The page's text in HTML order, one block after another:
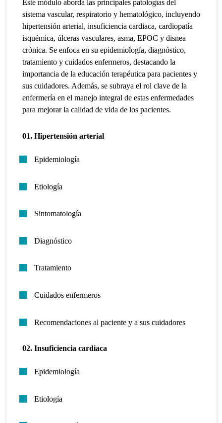
Este módulo aborda las principales patologías del
sistema vascular, respiratorio y hematológico, incluyendo
hipertensión arterial, insuficiencia cardiaca, cardiopatía
isquémica, úlceras vasculares, asma, EPOC y disnea
crónica. Se enfoca en su epidemiología, diagnóstico,
tratamiento y cuidados enfermeros, destacando la
importancia de la educación terapéutica para pacientes y
sus cuidadores. Además, se subraya el rol clave de la
enfermería en el manejo integral de estas enfermedades
para mejorar la calidad de vida de los pacientes.
01. Hipertensión arterial
Epidemiología
Etiología
Sintomatología
Diagnóstico
Tratamiento
Cuidados enfermeros
Recomendaciones al paciente y a sus cuidadores
02. Insuficiencia cardiaca
Epidemiología
Etiología